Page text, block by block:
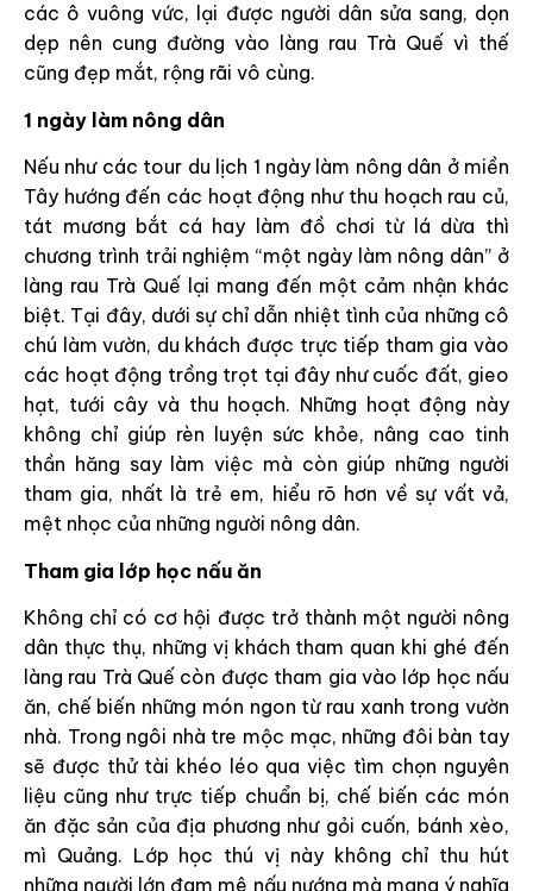
các ô vuông vức, lại được người dân sửa sang, dọn
dẹp nên cung đường vào làng rau Trà Quế vì thế
cũng đẹp mắt, rộng rãi vô cùng.
1 ngày làm nông dân
Nếu như các tour du lịch 1 ngày làm nông dân ở miền
Tây hướng đến các hoạt động như thu hoạch rau củ,
tát mương bắt cá hay làm đồ chơi từ lá dừa thì
chương trình trải nghiệm “một ngày làm nông dân” ở
làng rau Trà Quế lại mang đến một cảm nhận khác
biệt. Tại đây, dưới sự chỉ dẫn nhiệt tình của những cô
chú làm vườn, du khách được trực tiếp tham gia vào
các hoạt động trồng trọt tại đây như cuốc đất, gieo
hạt, tưới cây và thu hoạch. Những hoạt động này
không chỉ giúp rèn luyện sức khỏe, nâng cao tinh
thần hăng say làm việc mà còn giúp những người
tham gia, nhất là trẻ em, hiểu rõ hơn về sự vất vả,
mệt nhọc của những người nông dân.
Tham gia lớp học nấu ăn
Không chỉ có cơ hội được trở thành một người nông
dân thực thụ, những vị khách tham quan khi ghé đến
làng rau Trà Quế còn được tham gia vào lớp học nấu
ăn, chế biến những món ngon từ rau xanh trong vườn
nhà. Trong ngôi nhà tre mộc mạc, những đôi bàn tay
sẽ được thử tài khéo léo qua việc tìm chọn nguyên
liệu cũng như trực tiếp chuẩn bị, chế biến các món
ăn đặc sản của địa phương như gỏi cuốn, bánh xèo,
mì Quảng. Lớp học thú vị này không chỉ thu hút
những người lớn đam mê nấu nướng mà mang ý nghĩa